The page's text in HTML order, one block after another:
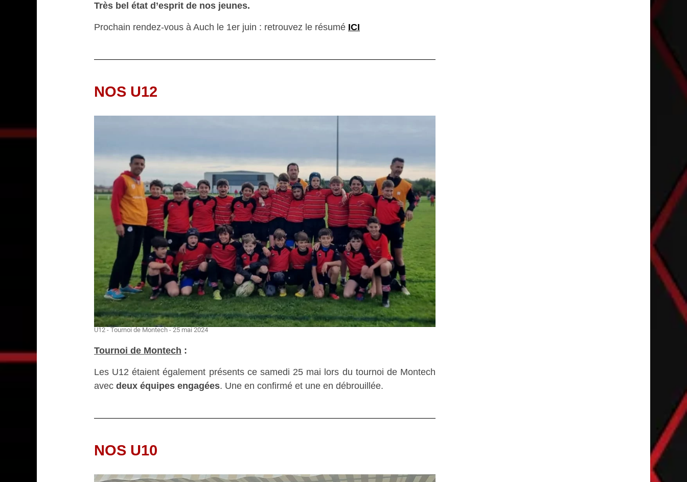
Très bel état d’esprit de nos jeunes.
Prochain rendez-vous à Auch le 1er juin : retrouvez le résumé ICI
NOS U12
U12 - Tournoi de Montech - 25 mai 2024
Tournoi de Montech :
Les U12 étaient également présents ce samedi 25 mai lors du tournoi de Montech
avec deux équipes engagées. Une en confirmé et une en débrouillée.
NOS U10